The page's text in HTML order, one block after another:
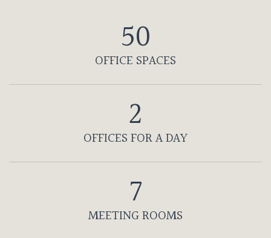
50
OFFICE SPACES
2
OFFICES FOR A DAY
7
MEETING ROOMS